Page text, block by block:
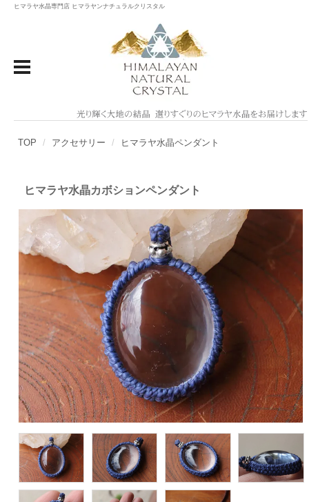
ヒマラヤ水晶専門店 ヒマラヤンナチュラルクリスタル
TOP アクセサリー ヒマラヤ水晶ペンダント
ヒマラヤ水晶カボションペンダント